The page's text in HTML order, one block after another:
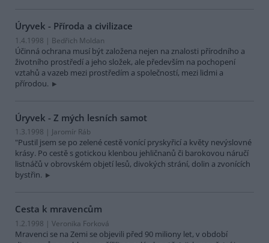
Úryvek - Příroda a civilizace
1.4.1998 | Bedřich Moldan
Účinná ochrana musí být založena nejen na znalosti přírodního a
životního prostředí a jeho složek, ale především na pochopení
vztahů a vazeb mezi prostředím a společností, mezi lidmi a
přírodou.
Úryvek - Z mých lesních samot
1.3.1998 | Jaromír Ráb
"Pustil jsem se po zelené cestě vonící pryskyřicí a květy nevýslovné
krásy. Po cestě s gotickou klenbou jehličnanů či barokovou náručí
listnáčů v obrovském objetí lesů, divokých strání, dolin a zvonících
bystřin.
Cesta k mravencům
1.2.1998 | Veronika Forková
Mravenci se na Zemi se objevili před 90 miliony let, v období